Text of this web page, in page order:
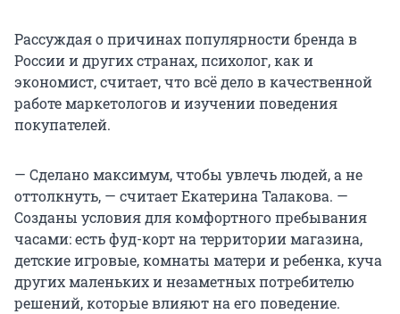
Рассуждая о причинах популярности бренда в
России и других странах, психолог, как и
экономист, считает, что всё дело в качественной
работе маркетологов и изучении поведения
покупателей.
— Сделано максимум, чтобы увлечь людей, а не
оттолкнуть, — считает Екатерина Талакова. —
Созданы условия для комфортного пребывания
часами: есть фуд-корт на территории магазина,
детские игровые, комнаты матери и ребенка, куча
других маленьких и незаметных потребителю
решений, которые влияют на его поведение.